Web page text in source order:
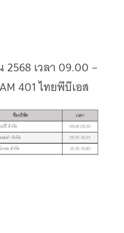
เวลา 09.00 –
401 ไทยพีบีเอส